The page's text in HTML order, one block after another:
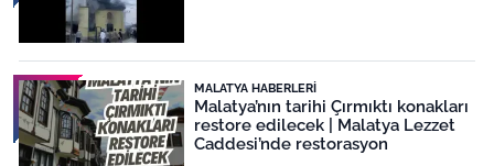
MALATYA HABERLERI
Malatya’nın tarihi Çırmıktı konakları
restore edilecek | Malatya Lezzet
Caddesi’nde restorasyon